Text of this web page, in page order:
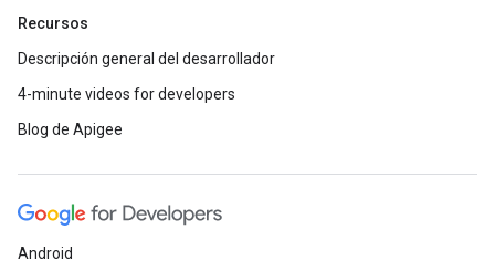
Recursos
Descripción general del desarrollador
4-minute videos for developers
Blog de Apigee
Android